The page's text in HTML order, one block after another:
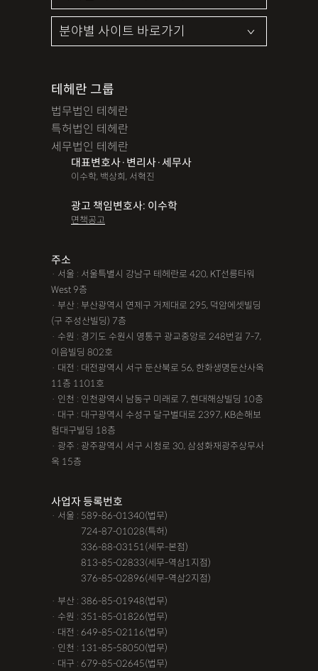
테헤란 그룹
법무법인 테헤란
특허법인 테헤란
세무법인 테헤란
대표변호사·변리사·세무사
이수학, 백상희, 서혁진
광고 책임변호사: 이수학
면책공고
주소
· 서울 : 서울특별시 강남구 테헤란로 420, KT선릉타워
West 9층
· 부산 : 부산광역시 연제구 거제대로 295, 덕암에셋빌딩
(구 주성산빌딩) 7층
· 수원 : 경기도 수원시 영통구 광교중앙로 248번길 7-7,
이음빌딩 802호
· 대전 : 대전광역시 서구 둔산북로 56, 한화생명둔산사옥
11층 1101호
· 인천 : 인천광역시 남동구 미래로 7, 현대해상빌딩 10층
· 대구 : 대구광역시 수성구 달구벌대로 2397, KB손해보
험대구빌딩 18층
· 광주 : 광주광역시 서구 시청로 30, 삼성화재광주상무사
옥 15층
사업자 등록번호
· 서울 : 589-86-01340(법무)
724-87-01028(특허)
336-88-03151(세무-본점)
813-85-02833(세무-역삼1지점)
376-85-02896(세무-역삼2지점)
· 부산 : 386-85-01948(법무)
· 수원 : 351-85-01826(법무)
· 대전 : 649-85-02116(법무)
· 인천 : 131-85-58050(법무)
· 대구 : 679-85-02645(법무)